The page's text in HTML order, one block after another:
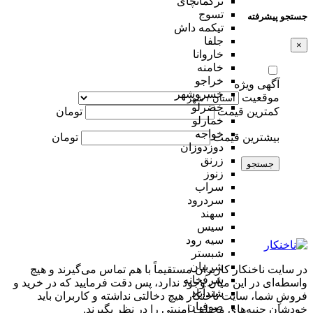
تسوج
تیکمه داش
جلفا
خاروانا
خامنه
خراجو
خسروشهر
خضرلو
خمارلو
خواجه
دوزدوزان
زرنق
زنوز
سراب
سردرود
سهند
سیس
سیه رود
شبستر
شربیان
شرفخانه
شندآباد
صوفیان
جستجو پیشرفته
×
آگهی ویژه
موقعیت
کمترین قیمت
تومان
بیشترین قیمت تومان
جستجو
در سایت ناخنکار کاربران مستقیماً با هم تماس می‌گیرند و هیچ
واسطه‌ای در این میان وجود ندارد، پس دقت فرمایید که در خرید و
فروشِ شما، سایت ناخنکار هیچ دخالتی نداشته و کاربران باید
خودشان جنبه‌های مختلف امنیتی را در نظر بگیرند.